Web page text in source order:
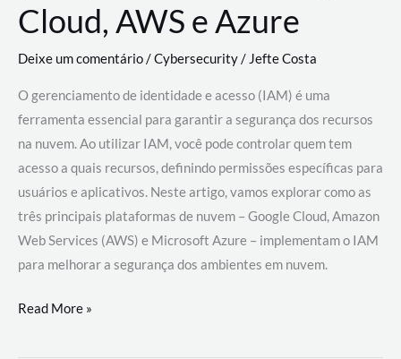
Cloud, AWS e Azure
Deixe um comentário/Cybersecurity/ Jefte Costa
O gerenciamento de identidade e acesso (IAM) é uma
ferramenta essencial para garantir a segurança dos recursos
na nuvem. Ao utilizar IAM, você pode controlar quem tem
acesso a quais recursos, definindo permissões específicas para
usuários e aplicativos. Neste artigo, vamos explorar como as
três principais plataformas de nuvem – Google Cloud, Amazon
Web Services (AWS) e Microsoft Azure – implementam o IAM
para melhorar a segurança dos ambientes em nuvem.
Gerenciamento
Read More »